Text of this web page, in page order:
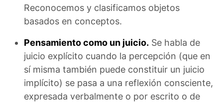
Reconocemos y clasificamos objetos
basados ​​en conceptos.
Pensamiento como un juicio. Se habla de
juicio explícito cuando la percepción (que en
sí misma también puede constituir un juicio
implícito) se pasa a una reflexión consciente,
expresada verbalmente o por escrito o de